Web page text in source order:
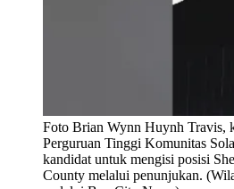
Foto Brian Wynn Huynh Travis,
Perguruan Tinggi Komunitas
kandidat untuk mengisi posisi
County melalui penunjukan.